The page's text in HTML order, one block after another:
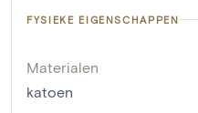
FYSIEKE EIGENSCHAPPEN
Materialen
katoen